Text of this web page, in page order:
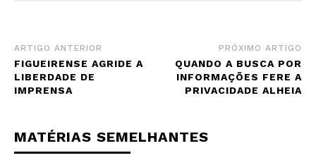
ARTIGO ANTERIOR
FIGUEIRENSE AGRIDE A
LIBERDADE DE
IMPRENSA
PRÓXIMO ARTIGO
QUANDO A BUSCA POR
INFORMAÇÕES FERE A
PRIVACIDADE ALHEIA
MATÉRIAS SEMELHANTES